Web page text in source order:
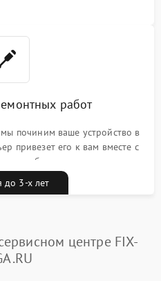
работ
починим ваше устройство в
привезет его к вам вместе с
бесплатно
до 3-х лет
центре FIX-